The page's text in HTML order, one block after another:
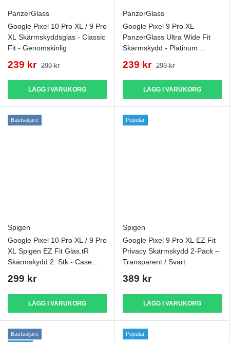
PanzerGlass
Google Pixel 10 Pro XL / 9 Pro
XL Skärmskyddsglas - Classic
Fit - Genomskinlig
239 kr 299 kr
LÄGG I VARUKORG
PanzerGlass
Google Pixel 9 Pro XL
PanzerGlass Ultra Wide Fit
Skärmskydd - Platinum
Strength - Genomskinlig
239 kr 299 kr
LÄGG I VARUKORG
Bästsäljare
Spigen
Google Pixel 10 Pro XL / 9 Pro
XL Spigen EZ Fit Glas.tR
Skärmskydd 2. Stk - Case
Friendly - Genomskinlig
299 kr
LÄGG I VARUKORG
Popular
Spigen
Google Pixel 9 Pro XL EZ Fit
Privacy Skärmskydd 2-Pack –
Transparent / Svart
389 kr
LÄGG I VARUKORG
Bästsäljare
Popular